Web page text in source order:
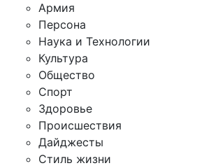
Армия
Персона
Наука и Технологии
Культура
Общество
Спорт
Здоровье
Происшествия
Дайджесты
Стиль жизни